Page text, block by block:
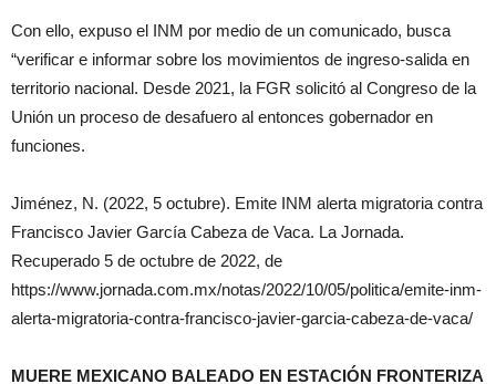
Con ello, expuso el INM por medio de un comunicado, busca
“verificar e informar sobre los movimientos de ingreso-salida en
territorio nacional. Desde 2021, la FGR solicitó al Congreso de la
Unión un proceso de desafuero al entonces gobernador en
funciones.
Jiménez, N. (2022, 5 octubre). Emite INM alerta migratoria contra
Francisco Javier García Cabeza de Vaca. La Jornada.
Recuperado 5 de octubre de 2022, de
https://www.jornada.com.mx/notas/2022/10/05/politica/emite-inm-
alerta-migratoria-contra-francisco-javier-garcia-cabeza-de-vaca/
MUERE MEXICANO BALEADO EN ESTACIÓN FRONTERIZA